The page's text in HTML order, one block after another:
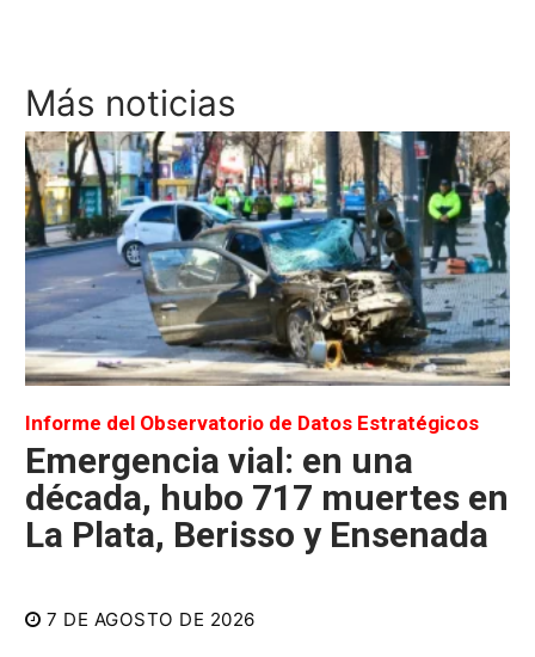
Más noticias
Informe del Observatorio de Datos Estratégicos
Emergencia vial: en una
década, hubo 717 muertes en
La Plata, Berisso y Ensenada
7 DE AGOSTO DE 2026